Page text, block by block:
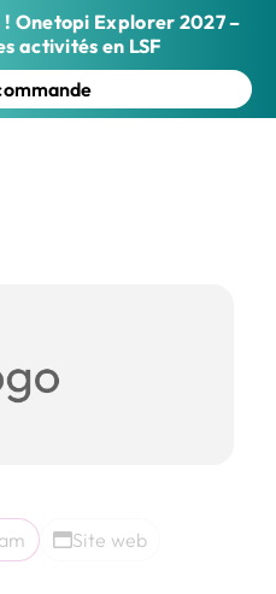
Onetopi Explorer 2027 –
activités en LSF
Site web